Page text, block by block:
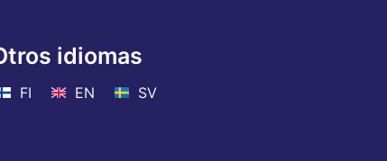
idiomas
FI EN SV